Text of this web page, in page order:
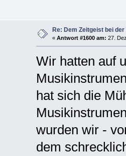
Re: Dem Zeitgeist bei
« Antwort #1600 am: 27.
Wir hatten auf
hat sich die
wurden wir -
dem